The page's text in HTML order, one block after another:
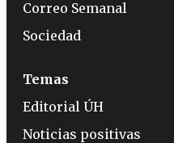
Correo Semanal
Sociedad
Temas
Editorial ÚH
Noticias positivas